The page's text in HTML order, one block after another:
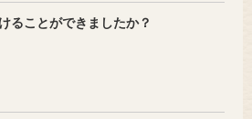
ることができましたか？